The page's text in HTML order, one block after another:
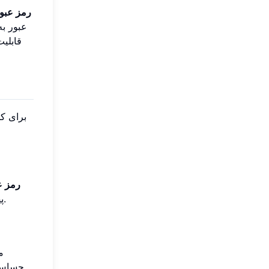
رمز عبور ۱۲
عبور
برای
رمز عبور ۱۶
پیش‌بینی، بسیار مقاوم است. تعداد زیاد جایگشت‌ها، از نظر محاسباتی شکستن آن را در یک بازه زمانی عملی، غیرممکن می‌سازد.
حساس